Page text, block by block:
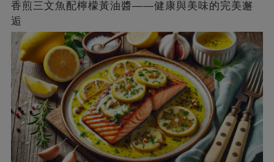
香煎三文魚配檸檬黃油醬——健康與美味的完美邂
逅